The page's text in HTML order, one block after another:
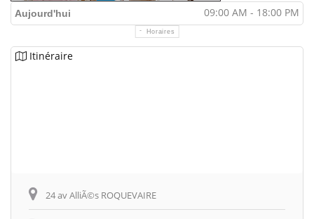
Aujourd'hui 09:00 AM - 18:00 PM
Horaires
Itinéraire
24 av AlliÃ©s ROQUEVAIRE